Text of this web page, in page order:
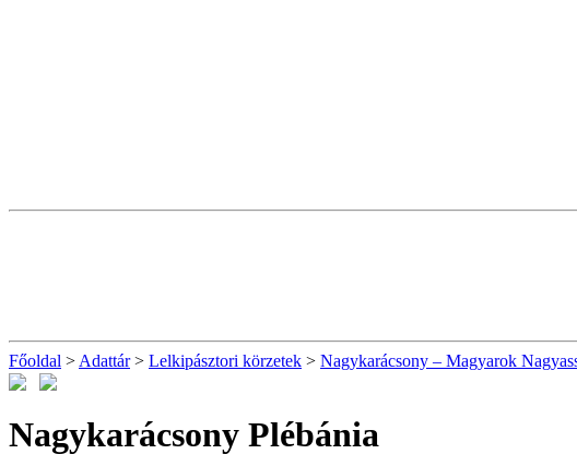
Főoldal > Adattár> Lelkipásztori körzetek > Nagykarácsony – Magyarok
Nagykarácsony Plébánia